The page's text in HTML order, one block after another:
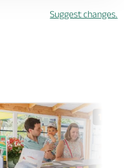
Suggest changes.